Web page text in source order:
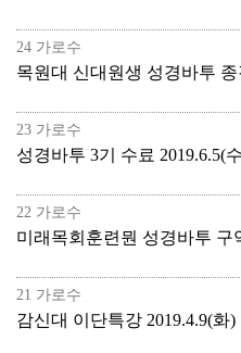
24 가로수
목원대 신대원생 성경바투 종
23 가로수
성경바투 3기 수료 2019.6.5(
22 가로수
미래목회훈련뭔 성경바투 구
21 가로수
감신대 이단특강 2019.4.9(화)